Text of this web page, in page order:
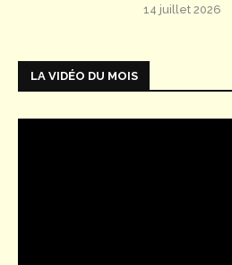
14 juillet 2026
LA VIDÉO DU MOIS